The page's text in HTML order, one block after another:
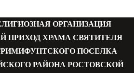
ОРГАНИЗАЦИЯ
ПРИХОД ХРАМА СВЯТИТЕЛЯ
ПОСЕЛКА
РАЙОНА РОСТОВСКОЙ